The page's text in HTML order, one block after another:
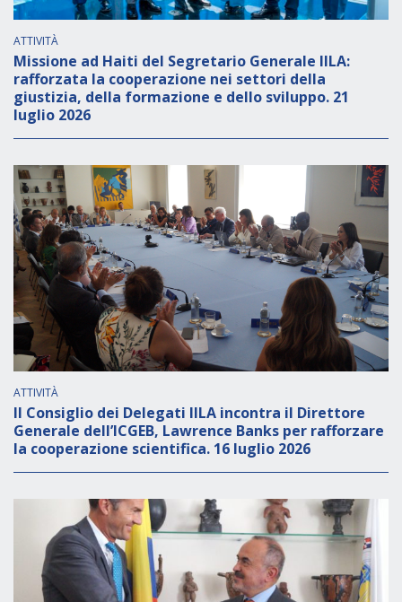
ATTIVITÀ
Missione ad Haiti del Segretario Generale IILA:
rafforzata la cooperazione nei settori della
giustizia, della formazione e dello sviluppo. 21
luglio 2026
ATTIVITÀ
Il Consiglio dei Delegati IILA incontra il Direttore
Generale dell’ICGEB, Lawrence Banks per rafforzare
la cooperazione scientifica. 16 luglio 2026